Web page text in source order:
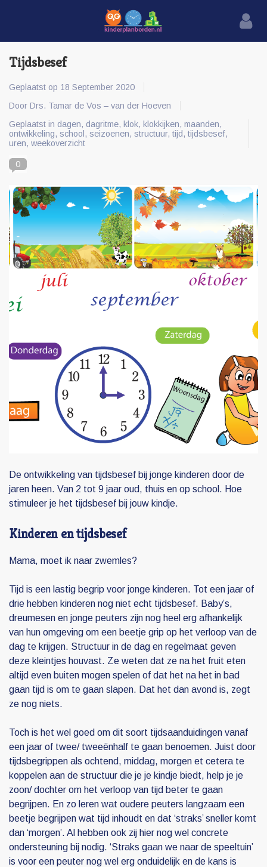
Tijdsbesef
Geplaatst op 18 September 2020
Door Drs. Tamar de Vos – van der Hoeven
Geplaatst in dagen, dagritme, klok, klokkijken, maanden,
ontwikkeling, school , seizoenen, structuur, tijd, tijdsbesef,
uren, weekoverzicht
0
De ontwikkeling van tijdsbesef bij jonge kinderen door de
jaren heen. Van 2 tot 9 jaar oud, thuis en op school. Hoe
stimuleer je het tijdsbesef bij jouw kindje.
Kinderen en tijdsbesef
Mama, moet ik naar zwemles?
Tijd is een lastig begrip voor jonge kinderen. Tot een jaar of
drie hebben kinderen nog niet echt tijdsbesef. Baby’s,
dreumesen en jonge peuters zijn nog heel erg afhankelijk
van hun omgeving om een beetje grip op het verloop van de
dag te krijgen. Structuur in de dag en regelmaat geven
deze kleintjes houvast. Ze weten dat ze na het fruit eten
altijd even buiten mogen spelen of dat het na het in bad
gaan tijd is om te gaan slapen. Dat het dan avond is, zegt
ze nog niets.
Toch is het wel goed om dit soort tijdsaanduidingen vanaf
een jaar of twee/ tweeënhalf te gaan benoemen. Juist door
tijdsbegrippen als ochtend, middag, morgen et cetera te
koppelen aan de structuur die je je kindje biedt, help je je
zoon/ dochter om het verloop van tijd beter te gaan
begrijpen. En zo leren wat oudere peuters langzaam een
beetje begrijpen wat tijd inhoudt en dat ‘straks’ sneller komt
dan ‘morgen’. Al hebben ook zij hier nog wel concrete
ondersteuning bij nodig. ‘Straks gaan we naar de speeltuin’
is voor een peuter nog wel erg onduidelijk en de kans is